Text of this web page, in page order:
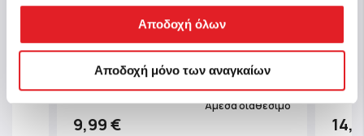
Αποδοχή όλων
Αποδοχή μόνο των αναγκαίων
Clementoni Παζλ High Quality
Collection Νέα Υόρκη 500 τμχ -
Compact Box
Κωδ.: 1220-35543
9,99 €
Άμεσα διαθέσιμο